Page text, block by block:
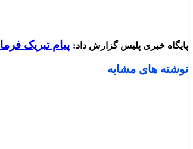
پایگاه خبری پلیس گزارش داد: پیام تبریک
نوشته های مشابه